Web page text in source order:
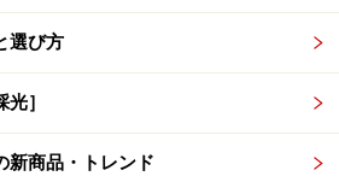
引違い窓 スリットタイプ]
種類と特徴
ッターには、さまざまなタイプが
作方法などによって分類すること
選び方
］
新商品・トレンド